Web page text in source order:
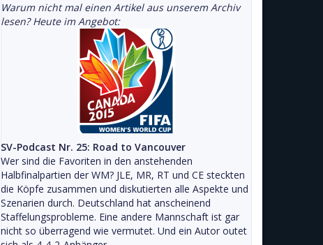
Warum nicht mal einen Artikel aus unserem Archiv
lesen? Heute im Angebot:
SV-Podcast Nr. 25: Road to Vancouver
Wer sind die Favoriten in den anstehenden
Halbfinalpartien der WM? JLE, MR, RT und CE steckten
die Köpfe zusammen und diskutierten alle Aspekte und
Szenarien durch. Deutschland hat anscheinend
Staffelungsprobleme. Eine andere Mannschaft ist gar
nicht so überragend wie vermutet. Und ein Autor outet